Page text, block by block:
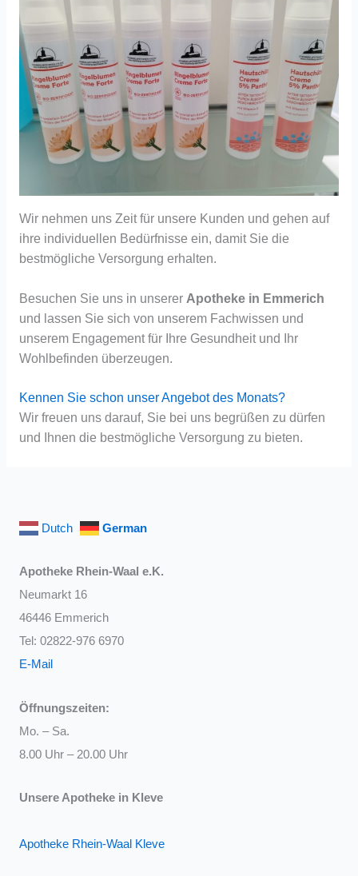
Wir nehmen uns Zeit für unsere Kunden und gehen auf
ihre individuellen Bedürfnisse ein, damit Sie die
bestmögliche Versorgung erhalten.
Besuchen Sie uns in unserer Apotheke in Emmerich
und lassen Sie sich von unserem Fachwissen und
unserem Engagement für Ihre Gesundheit und Ihr
Wohlbefinden überzeugen.
Kennen Sie schon unser Angebot des Monats?
Wir freuen uns darauf, Sie bei uns begrüßen zu dürfen
und Ihnen die bestmögliche Versorgung zu bieten.
Dutch German
Apotheke Rhein-Waal e.K.
Neumarkt 16
46446 Emmerich
Tel: 02822-976 6970
E-Mail
Öffnungszeiten:
Mo. – Sa.
8.00 Uhr – 20.00 Uhr
Unsere Apotheke in Kleve
Apotheke Rhein-Waal Kleve